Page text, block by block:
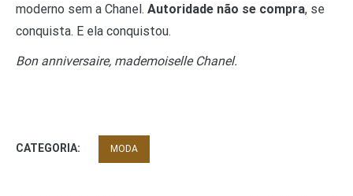
moderno sem a Chanel. Autoridade não se compra, se
conquista. E ela conquistou.
Bon anniversaire, mademoiselle Chanel.
CATEGORIA: MODA